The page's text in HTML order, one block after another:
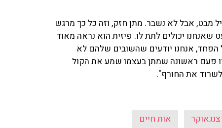
מבט, אבל לא נשבר. מתן חזק, וזה כל כך מרגש
יכולים לתת לו. פיזית הוא נראה מאוד
אנחנו יודעים שהשובים שלהם לא
פעם ראשונה שמתן בעצמו שמע את הקול
את החורף".
צנגאוקר אות חיים